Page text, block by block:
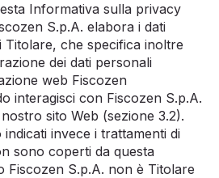
Informativa sulla privacy
S.p.A. elabora i dati
Titolare, che specifica inoltre
dei dati personali
web Fiscozen
interagisci con Fiscozen S.p.A.
sito Web (sezione 3.2).
invece i trattamenti di
sono coperti da questa
Fiscozen S.p.A. non è Titolare